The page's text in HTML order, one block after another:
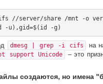
dmesg | grep -i cifs на
support Unicode
– это
создаются, но имена